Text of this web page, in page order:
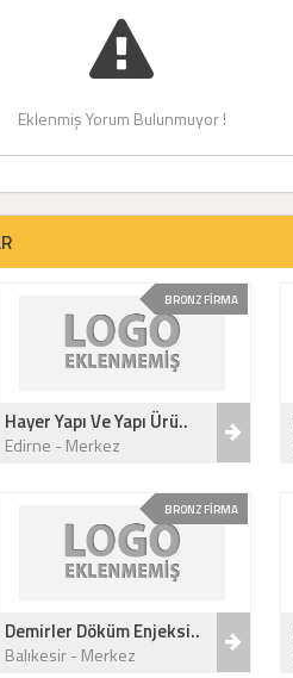
Eklenmiş Yorum Bulunmuyor !
BRONZ FİRMA
Hayer Yapı Ve Yapı Ürü..
Edirne - Merkez
BRONZ FİRMA
Demirler Döküm Enjeksi..
Balıkesir - Merkez